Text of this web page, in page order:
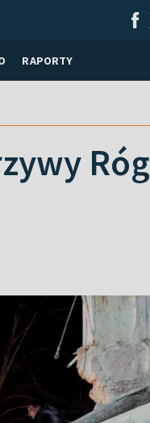
RAPORTY
Róg